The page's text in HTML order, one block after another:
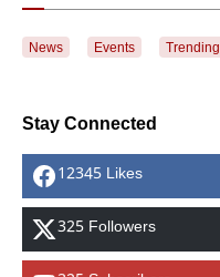
News Events Trending
Stay Connected
12345 Likes
325 Followers